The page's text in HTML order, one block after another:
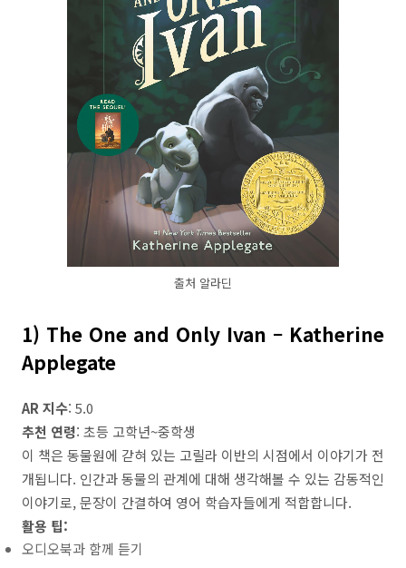
출처 알라딘
1) The One and Only Ivan – Katherine
Applegate
AR 지수: 5.0
추천 연령: 초등 고학년~중학생
이 책은 동물원에 갇혀 있는 고릴라 이반의 시점에서 이야기가 전
개됩니다. 인간과 동물의 관계에 대해 생각해볼 수 있는 감동적인
이야기로, 문장이 간결하여 영어 학습자들에게 적합합니다.
활용 팁:
오디오북과 함께 듣기